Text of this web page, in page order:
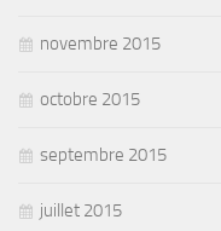
novembre 2015
octobre 2015
septembre 2015
juillet 2015